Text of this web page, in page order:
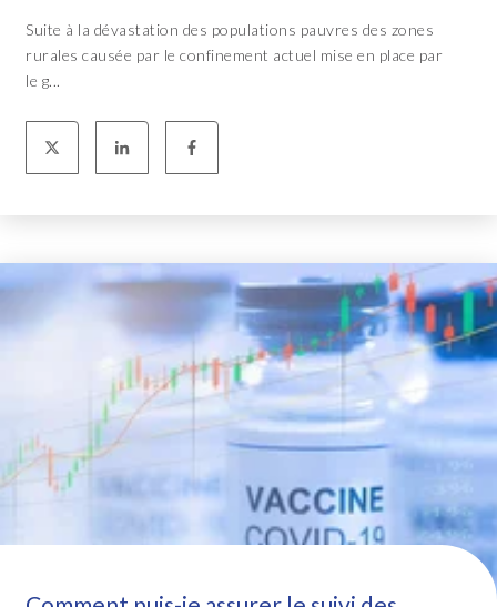
Suite à la dévastation des populations pauvres des zones
rurales causée par le confinement actuel mise en place par
le g...